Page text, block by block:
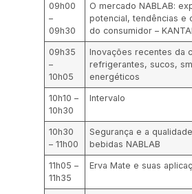
09h00
–
09h30
O mercado NABLAB:
potencial, tendências e
do consumidor –
09h35
–
10h05
Inovações recentes da
refrigerantes, sucos,
energéticos
10h10 –
10h30
Intervalo
10h30
– 11h00
Segurança e a
bebidas NABLAB
11h05 –
11h35
Erva Mate e suas